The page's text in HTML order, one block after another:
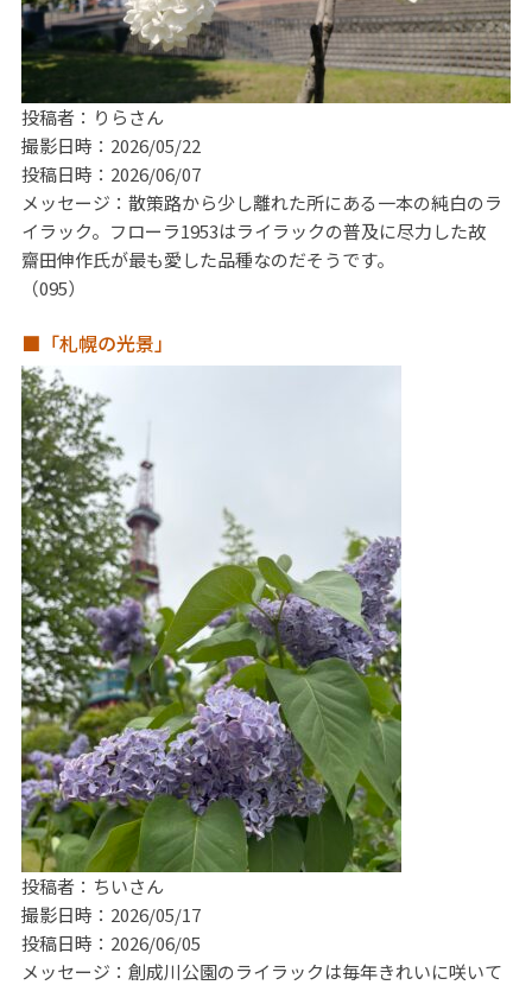
投稿者：りらさん
撮影日時：2026/05/22
投稿日時：2026/06/07
メッセージ：散策路から少し離れた所にある一本の純白のラ
イラック。フローラ1953はライラックの普及に尽力した故
齋田伸作氏が最も愛した品種なのだそうです。
（095）
■「札幌の光景」
投稿者：ちいさん
撮影日時：2026/05/17
投稿日時：2026/06/05
メッセージ：創成川公園のライラックは毎年きれいに咲いて